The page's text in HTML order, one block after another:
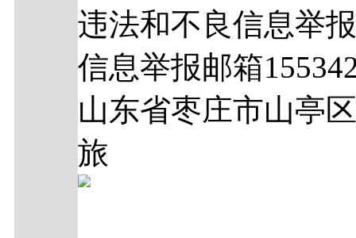
违法和不良信息举
信息举报邮箱
山东省枣庄市山亭
旅